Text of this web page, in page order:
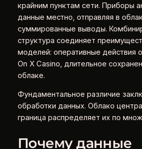
крайним пунктам сети. Приборы
данные местно, отправляя в
суммированные выводы.
структура соединяет
моделей: оперативные действия
On X Casino, длительное
облаке.
Фундаментальное различие
обработки данных. Облако
граница распределяет их по
Почему данные